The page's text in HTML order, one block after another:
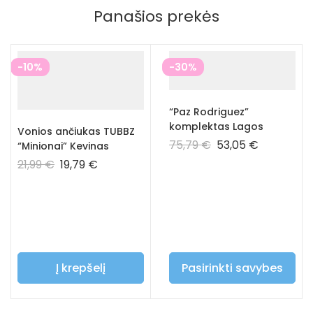
Panašios prekės
-10%
Vonios ančiukas TUBBZ
“Minionai” Kevinas
21,99€ 19,79 €
Į krepšelį
-30%
“Paz Rodriguez”
komplektas Lagos
75,79€ 53,05 €
Pasirinkti savybes